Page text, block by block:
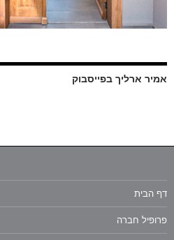
אמיר ארליך בפייסבוק
דף הבית
פרופיל חברה